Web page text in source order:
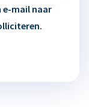
mail naar